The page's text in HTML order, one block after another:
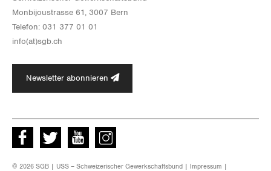
Mon­bi­joustras­se 61, 3007 Bern
Te­le­fon: 031 377 01 01
info(at)​sgb.​ch
Newsletter abonnieren
Facebook Twitter Youtube instagram
© 2026 SGB | USS – Schweizerischer Gewerkschaftsbund | Impressum